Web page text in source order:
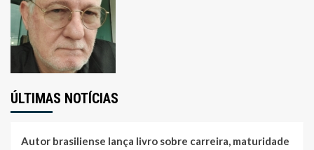
ÚLTIMAS NOTÍCIAS
Autor brasiliense lança livro sobre carreira, maturidade